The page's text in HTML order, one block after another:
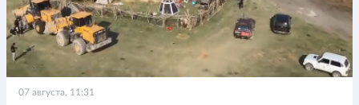
07 августа, 11:31